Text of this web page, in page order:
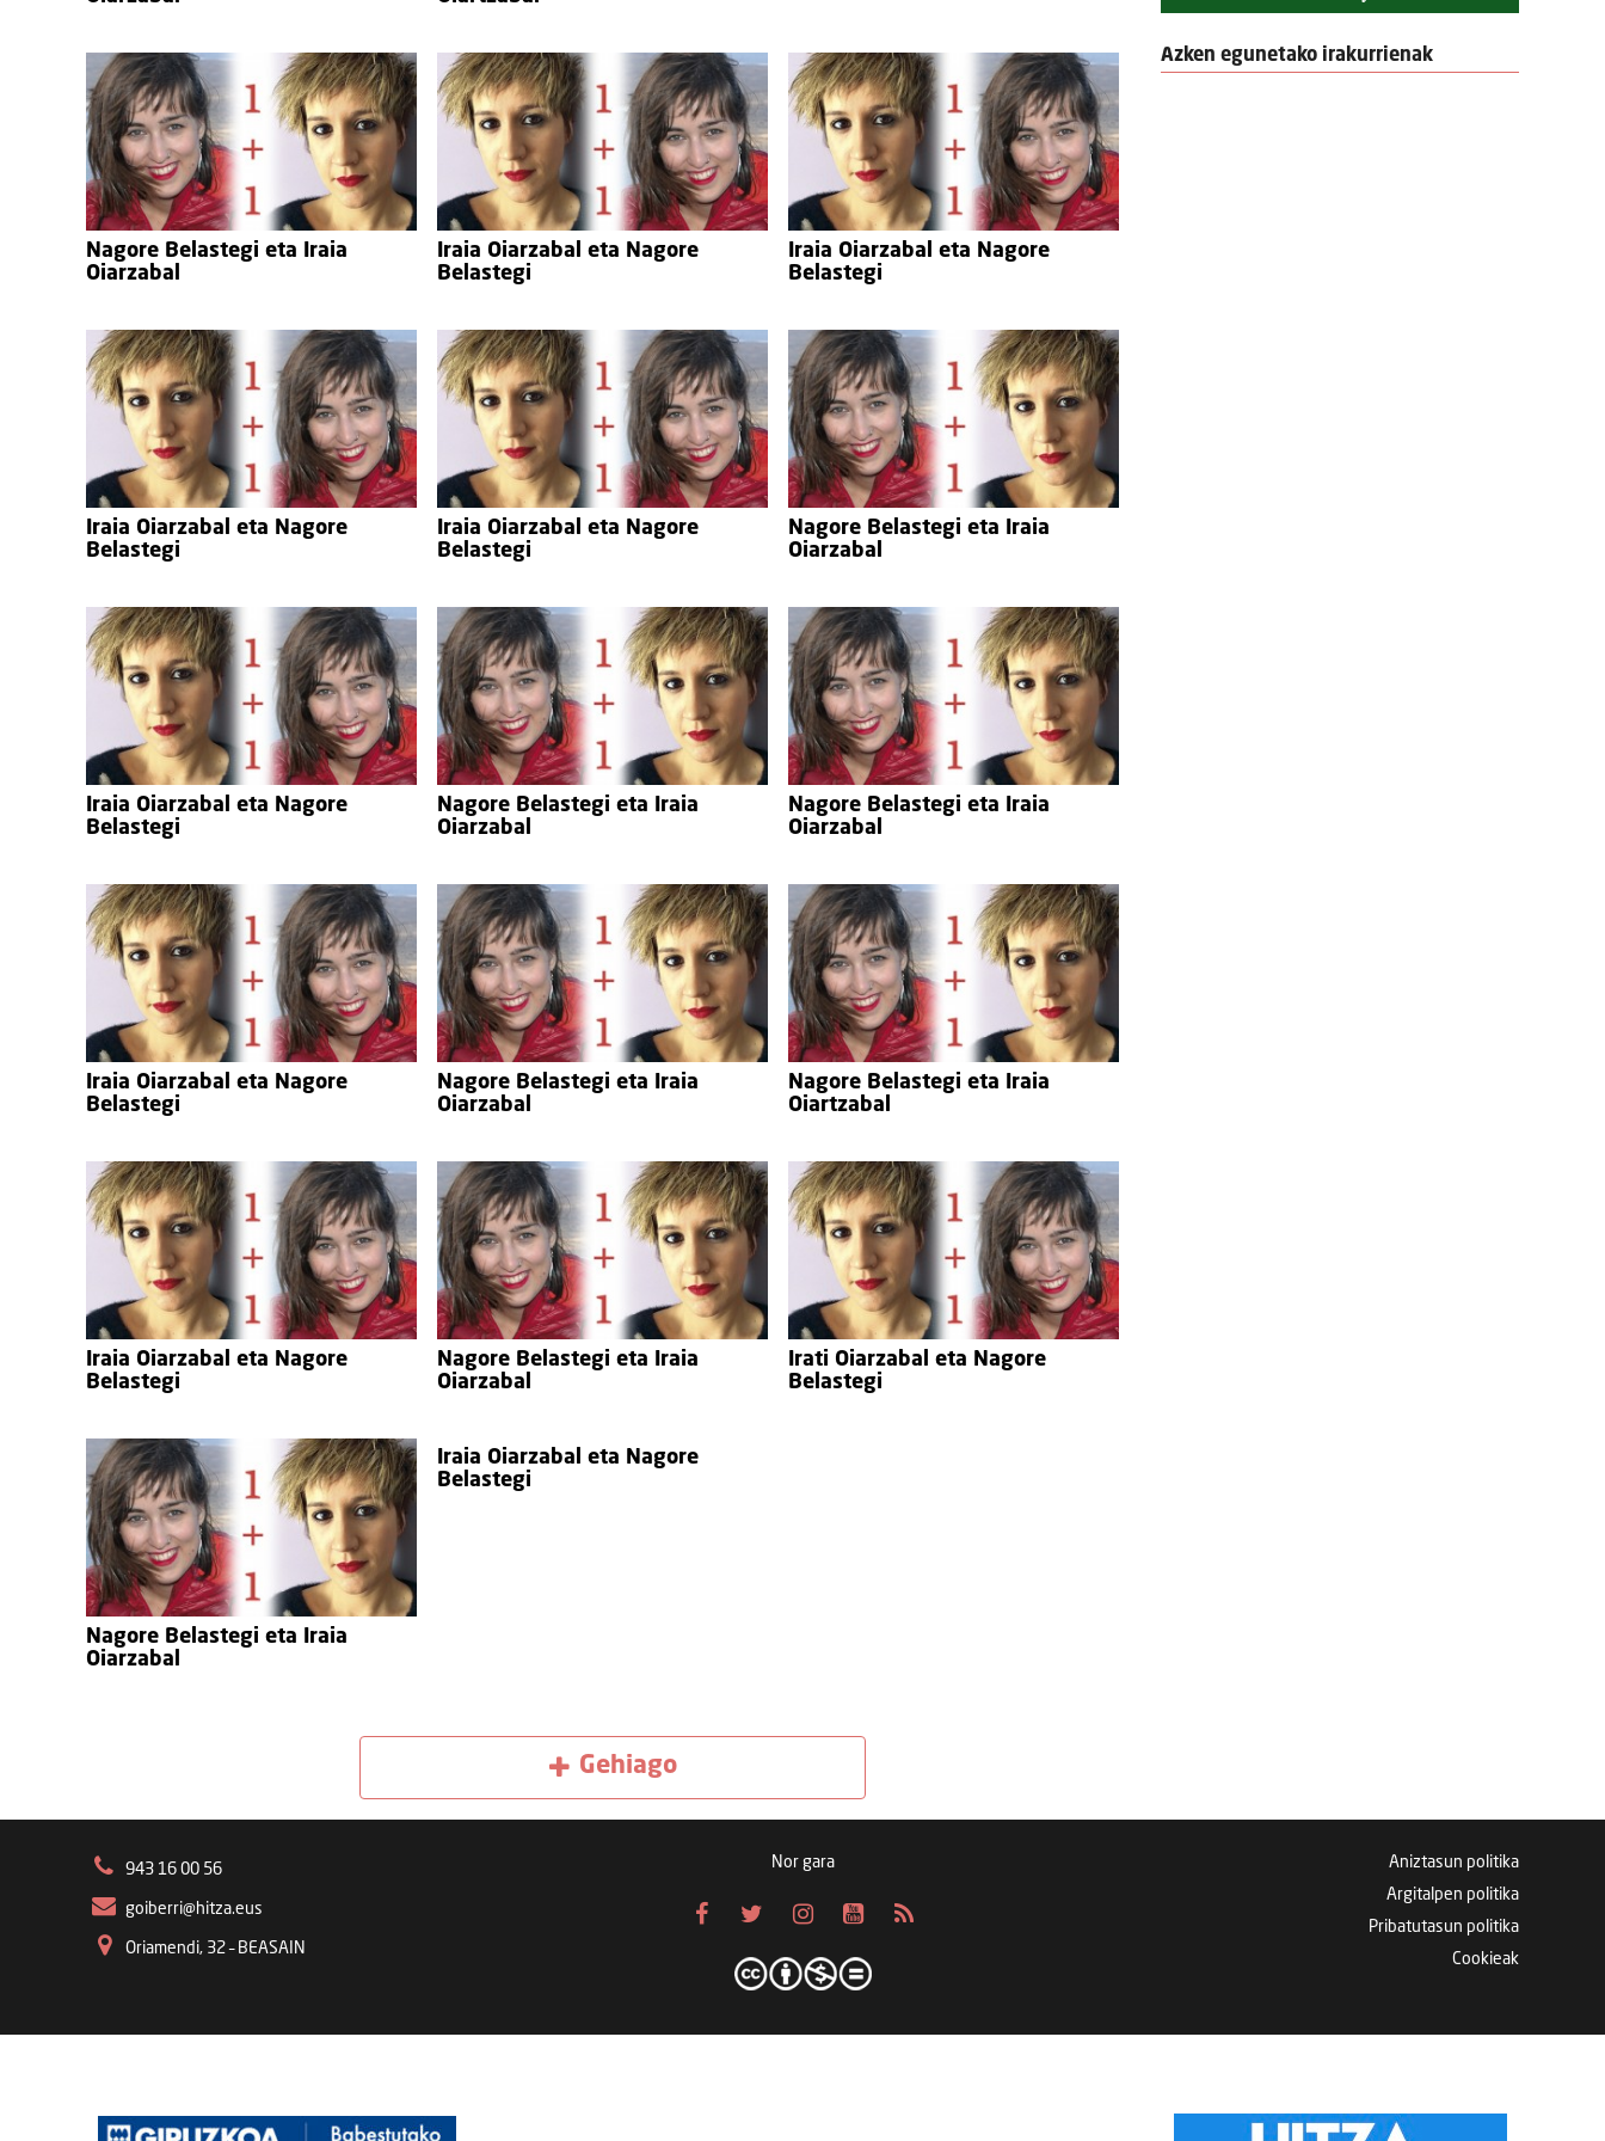
Nagore Belastegi eta Iraia
Oiarzabal
Iraia Oiarzabal eta Nagore
Belastegi
Iraia Oiarzabal eta Nagore
Belastegi
Iraia Oiarzabal eta Nagore
Belastegi
Iraia Oiarzabal eta Nagore
Belastegi
Nagore Belastegi eta Iraia
Oiarzabal
Iraia Oiarzabal eta Nagore
Belastegi
Nagore Belastegi eta Iraia
Oiarzabal
Nagore Belastegi eta Iraia
Oiarzabal
Iraia Oiarzabal eta Nagore
Belastegi
Nagore Belastegi eta Iraia
Oiarzabal
Nagore Belastegi eta Iraia
Oiartzabal
Iraia Oiarzabal eta Nagore
Belastegi
Nagore Belastegi eta Iraia
Oiarzabal
Irati Oiarzabal eta Nagore
Belastegi
Nagore Belastegi eta Iraia
Oiarzabal
Iraia Oiarzabal eta Nagore
Belastegi
Gehiago
Azken egunetako irakurrienak
943 16 00 56
goiberri@hitza.eus
Oriamendi, 32 – BEASAIN
Nor gara
Aniztasun politika
Argitalpen politika
Pribatutasun politika
Cookieak